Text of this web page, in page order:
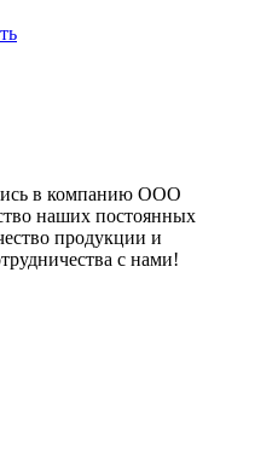
в компанию ООО
наших постоянных
продукции и
с нами!